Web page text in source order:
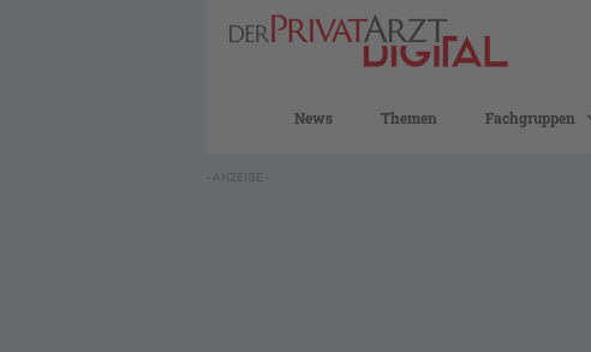
News Themen Fachgruppen
- ANZEIGE -